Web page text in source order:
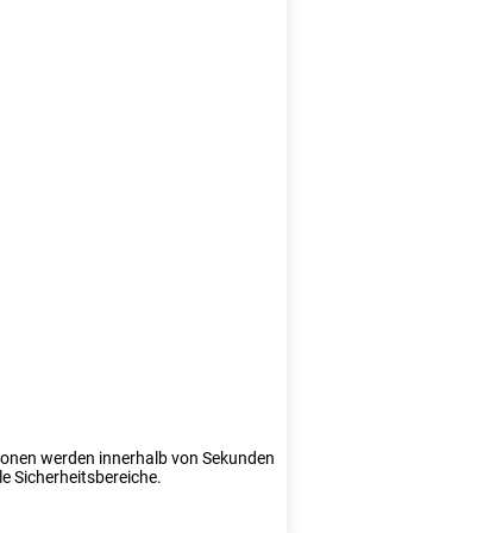
werden innerhalb von Sekunden
Sicherheitsbereiche.